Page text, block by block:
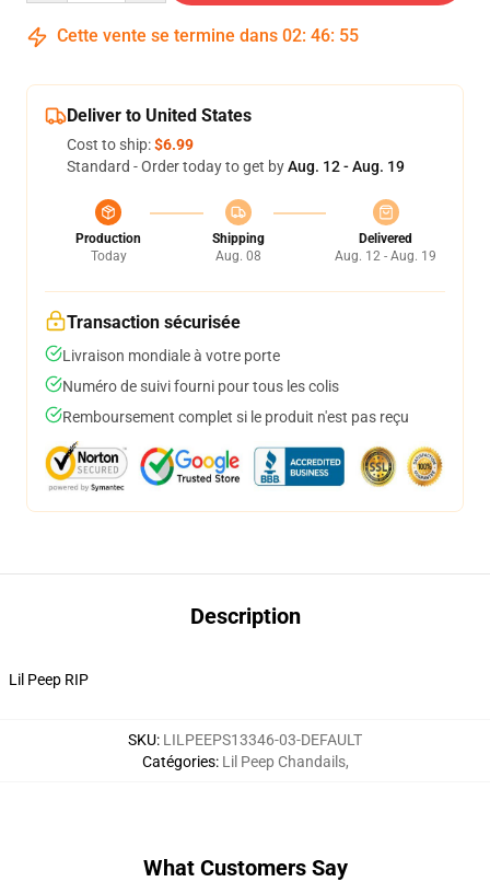
Cette vente se termine dans 02: 46: 54
Deliver to United States
Cost to ship:$6.99
Standard - Order today to get byAug. 12 - Aug. 19
Production
Today
Shipping
Aug. 08
Delivered
Aug. 12 - Aug. 19
Transaction sécurisée
Livraison mondiale à votre porte
Numéro de suivi fourni pour tous les colis
Remboursement complet si le produit n'est pas reçu
Description
Lil Peep RIP
SKU: LILPEEPS13346-03-DEFAULT
Catégories: Lil Peep Chandails,
What Customers Say